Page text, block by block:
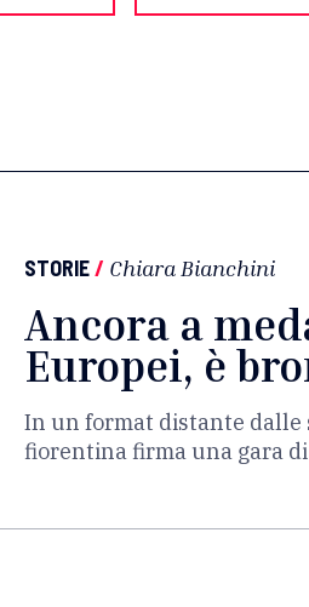
STORIE/ Chiara Bianchini
Ancora a
Europei, è
In un format distante
fiorentina firma una gara